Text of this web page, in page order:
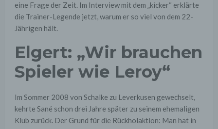
eine Frage der Zeit. Im Interview mit dem „kicker“ erklärte
die Trainer-Legende jetzt, warum er so viel von dem 22-
Jährigen hält.
Elgert: „Wir brauchen
Spieler wie Leroy“
Im Sommer 2008 von Schalke zu Leverkusen gewechselt,
kehrte Sané schon drei Jahre später zu seinem ehemaligen
Klub zurück. Der Grund für die Rückholaktion: Man hat in